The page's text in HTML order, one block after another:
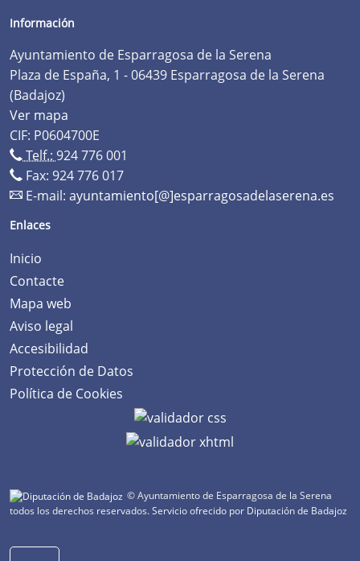
Información
Ayuntamiento de Esparragosa de la Serena
Plaza de España, 1 - 06439 Esparragosa de la Serena
(Badajoz)
Ver mapa
CIF: P0604700E
Telf.: 924 776 001
Fax: 924 776 017
E-mail: ayuntamiento[@]esparragosadelaserena.es
Enlaces
Inicio
Contacte
Mapa web
Aviso legal
Accesibilidad
Protección de Datos
Política de Cookies
© Ayuntamiento de Esparragosa de la Serena
todos los derechos reservados.Servicio ofrecido por Diputación de Badajoz